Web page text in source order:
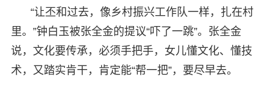
“让丕和过去，像乡村振兴工作队一样，扎在村
里。”钟白玉被张全金的提议“吓了一跳”。张全金
说，文化要传承，必须手把手，女儿懂文化、懂技
术，又踏实肯干，肯定能“帮一把”，要尽早去。